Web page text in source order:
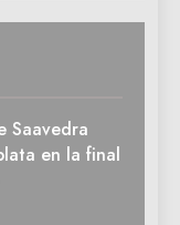
Saavedra
en la final